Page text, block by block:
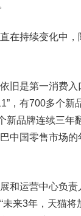
持续变化中，
是第一消费入
，有700多个新
新品牌连续三年
中国零售市场
运营中心负责
未来3年，天猫将